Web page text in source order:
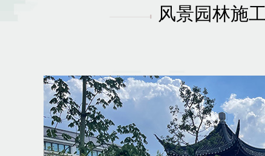
风景园林施